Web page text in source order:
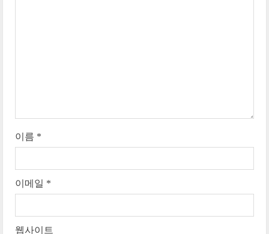
이름 *
이메일 *
웹사이트